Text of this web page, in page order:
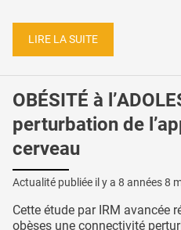
LIRE LA SUITE
OBÉSITÉ à
perturbation de
cerveau
Actualité publiée il y a 8 années 8
Cette étude par IRM avancée
obèses une connectivité